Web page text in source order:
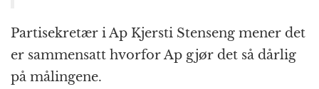
Partisekretær i Ap Kjersti Stenseng mener det
er sammensatt hvorfor Ap gjør det så dårlig
på målingene.